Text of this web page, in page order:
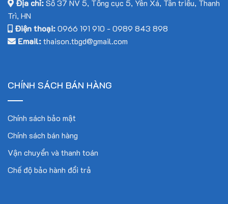
Vật liệu in: ABS, PLA
Đường kính vật liệu in: 1.75mm
Nguồn điện: 24V
Màn hình LCD điều khiển: 2.8 inch
Vật liệu khung: Nhôm cao cấp
Kích thước làm việc tối đa: (200x200x250)mm
Địa chỉ:Số 37 NV 5, Tổng cục 5, Yên Xá, Tân triều, Thanh
Trì, HN
Điện thoại:0966 191 910 -0989 843 898
Email:thaison.tbgd@gmail.com
CHÍNH SÁCH BÁN HÀNG
Chính sách bảo mật
Chính sách bán hàng
Vận chuyển và thanh toán
Chế độ bảo hành đổi trả